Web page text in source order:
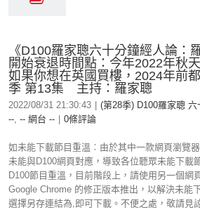
《D100羅家聰六十分鐘經人論：
開始衰退時間點：今年2022年秋
如果你想在英國買樓，2024年前
季 第13集 主持：羅家聰
2022/08/31 21:30:43 (第28季) D100羅家聰
--, -- 網台 -- 0條評論
如未能下載節目重溫︰由於其中一款網頁瀏覽
未能與D100網頁對應，導致各位聽眾未能下載
D100節目重溫，目前階段上，請使用另一個網
Google Chrome 的修正版本推出，以解決未能
選擇另存連結為,即可下載。不便之處，敬請見